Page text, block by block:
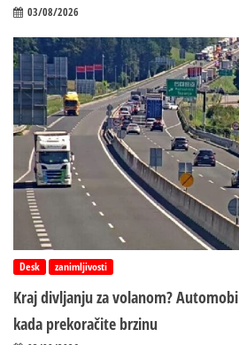
03/08/2026
Desk zanimljivosti
Kraj divljanju za volanom?
kada prekoračite brzinu